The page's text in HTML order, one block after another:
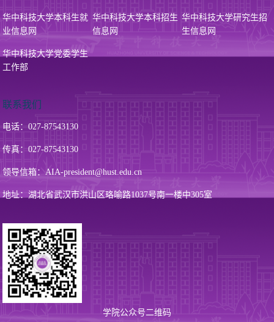
华中科技大学本科生就
业信息网
华中科技大学本科招生
信息网
华中科技大学研究生招
生信息网
华中科技大学党委学生
工作部
联系我们
电话：027-87543130
传真：027-87543130
领导信箱：AIA-president@hust.edu.cn
地址：湖北省武汉市洪山区珞喻路1037号南一楼中305室
学院公众号二维码